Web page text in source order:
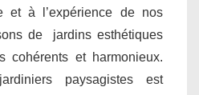
et à l’expérience de nos
de jardins esthétiques
cohérents et harmonieux.
paysagistes est